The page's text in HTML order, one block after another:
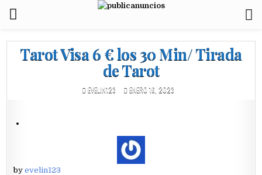
Tarot Visa 6 € los 30 Min/ Tirada
de Tarot
EVELIN123 ENERO 16, 2023
byevelin123